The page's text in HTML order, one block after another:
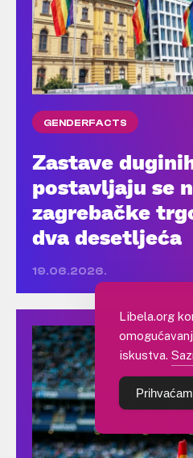
GENDERFACTS
Zastave
postavljaju se
zagrebačke
dva desetljeća
19.06.2026.
Libela.org
iskustva.
Prihvaćam